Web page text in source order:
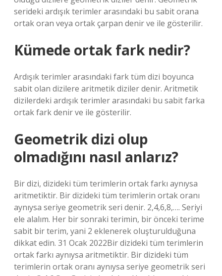
serideki ardışık terimler arasındaki bu sabit orana
ortak oran veya ortak çarpan denir ve ile gösterilir.
Kümede ortak fark nedir?
Ardışık terimler arasındaki fark tüm dizi boyunca
sabit olan dizilere aritmetik diziler denir. Aritmetik
dizilerdeki ardışık terimler arasındaki bu sabit farka
ortak fark denir ve ile gösterilir.
Geometrik dizi olup
olmadığını nasıl anlarız?
Bir dizi, dizideki tüm terimlerin ortak farkı aynıysa
aritmetiktir. Bir dizideki tüm terimlerin ortak oranı
aynıysa seriye geometrik seri denir. 2,4,6,8,…. Seriyi
ele alalım. Her bir sonraki terimin, bir önceki terime
sabit bir terim, yani 2 eklenerek oluşturulduğuna
dikkat edin. 31 Ocak 2022Bir dizideki tüm terimlerin
ortak farkı aynıysa aritmetiktir. Bir dizideki tüm
terimlerin ortak oranı aynıysa seriye geometrik seri